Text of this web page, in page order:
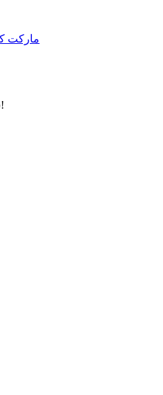
سبد خرید شما خالی است!